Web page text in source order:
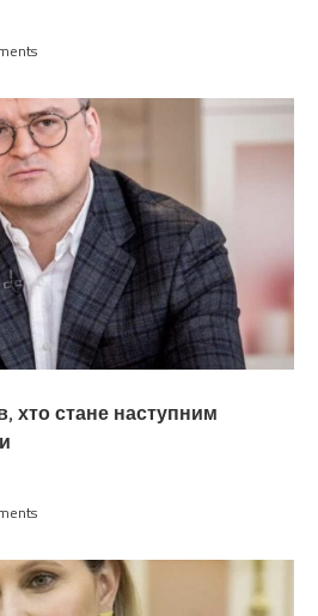
хто стане наступним